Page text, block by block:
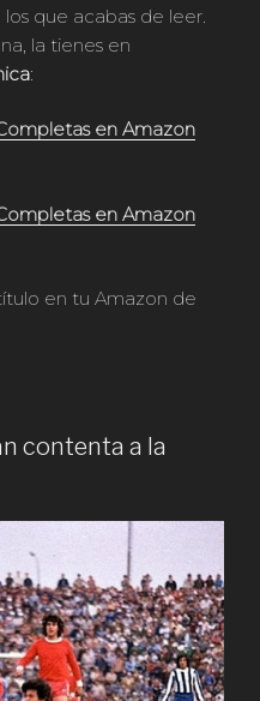
los que acabas de leer.
la tienes en
:
en Amazon
en Amazon
en tu Amazon de
contenta a la